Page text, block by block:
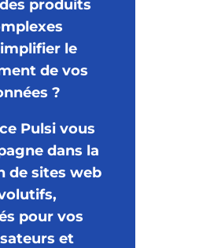
produits
le
de vos
?
Pulsi vous
dans la
de sites web
pour vos
et